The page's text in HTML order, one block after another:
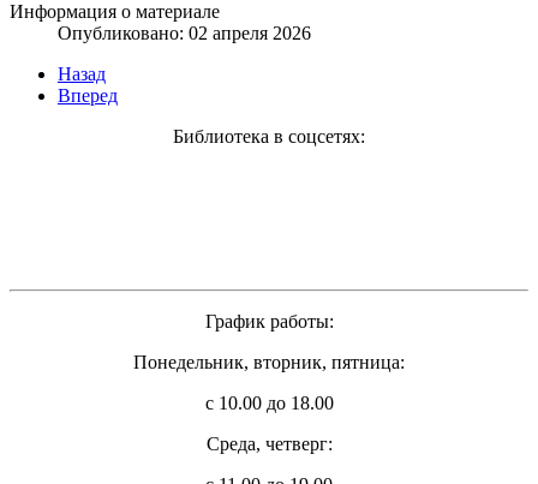
Информация о материале
Опубликовано: 02 апреля 2026
Назад
Вперед
Библиотека в соцсетях:
График работы:
Понедельник, вторник, пятница:
с 10.00 до 18.00
Cреда, четверг: